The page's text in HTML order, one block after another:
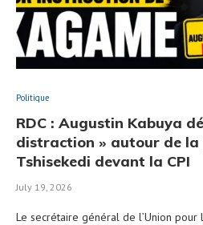
Politique
RDC : Augustin Kabuya
distraction » autour de la
Tshisekedi devant la CPI
July 19, 2026
Le secrétaire général de l’Union